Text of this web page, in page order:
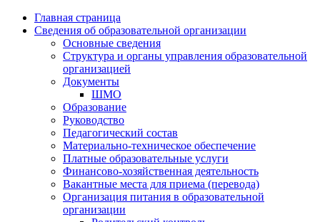
Главная страница
Сведения об образовательной организации
Основные сведения
Структура и органы управления образовательной
организацией
Документы
ШМО
Образование
Руководство
Педагогический состав
Материально-техническое обеспечение
Платные образовательные услуги
Финансово-хозяйственная деятельность
Вакантные места для приема (перевода)
Организация питания в образовательной
организации